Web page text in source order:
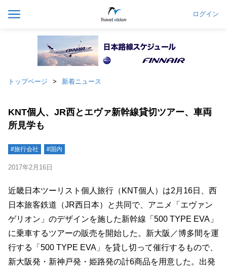
ログイン
トップページ 新着ニュース
KNT個人、JR西とエヴァ新幹線貸切ツアー、車両
所見学も
#旅行会社 #国内
2017年2月16日
近畿日本ツーリスト個人旅行（KNT個人）は2月16日、西
日本旅客鉄道（JR西日本）と共同で、アニメ「エヴァン
ゲリオン」のデザインを施した新幹線「500 TYPE EVA」
に乗車するツアーの販売を開始した。新大阪／博多間を運
行する「500 TYPE EVA」を貸し切って催行するもので、
新大阪発・新神戸発・姫路発の計6商品を用意した。出発